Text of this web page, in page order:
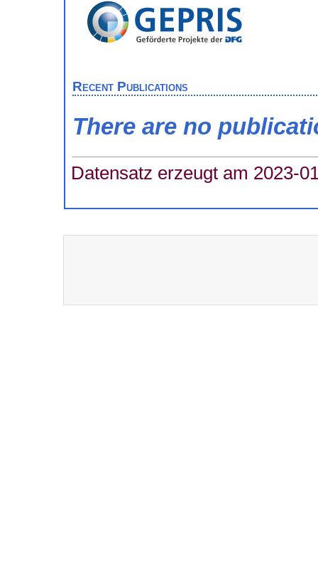
Recent Publications
There are no
Datensatz erzeugt am 2023-